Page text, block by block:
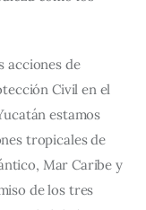
acciones de
Civil en el
estamos
tropicales de
Mar Caribe y
de los tres